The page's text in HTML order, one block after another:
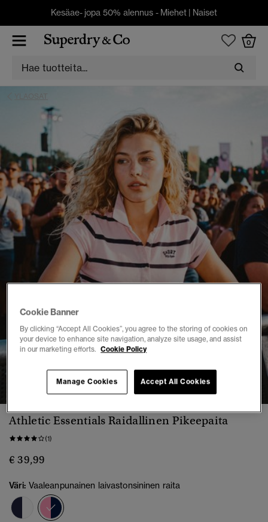
Kesäae- jopa 50% alennus - Miehet | Naiset
0
1 2 3 4 5 6 7 8
Athletic Essentials Raidallinen Pikeepaita
(1)
€ 39,99
Väri: Vaaleanpunainen laivastonsininen raita
Cookie Banner
By clicking “Accept All Cookies”, you agree to the storing of cookies on
your device to enhance site navigation, analyze site usage, and assist
in our marketing efforts. Cookie Policy
Accept All Cookies
Manage Cookies